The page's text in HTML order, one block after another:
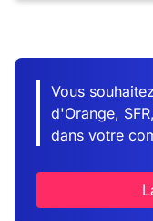
Vous
d'Orange,
dans votre